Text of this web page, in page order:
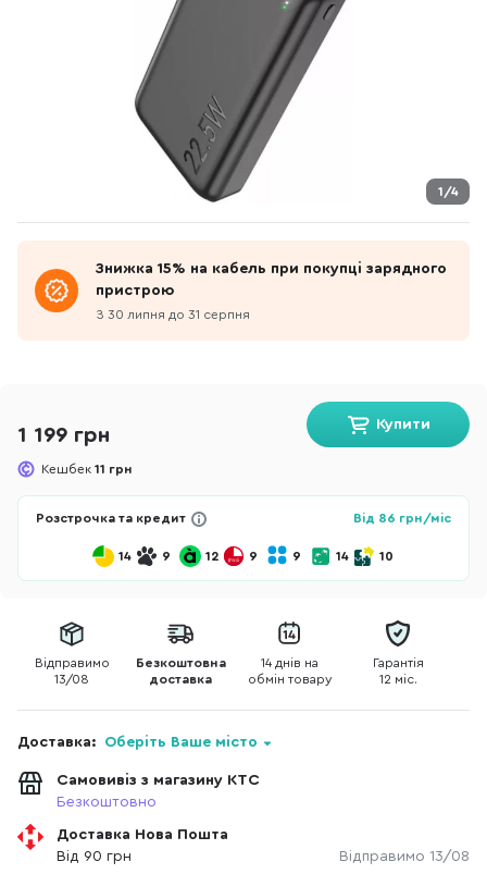
1/4
Знижка 15% на кабель при покупці зарядного
пристрою
З 30 липня до 31 серпня
1 199 грн
Кешбек 11 грн
Купити
Розстрочка та кредит Від 86 грн/міс
14 9 12 9 9 14 10
Відправимо
13/08
Безкоштовна
доставка
14 днів на
обмін товару
Гарантія
12 міс.
Доставка: Оберіть Ваше місто
Самовивіз з магазину КТС
Безкоштовно
Доставка Нова Пошта
Від 90 грн
Відправимо 13/08